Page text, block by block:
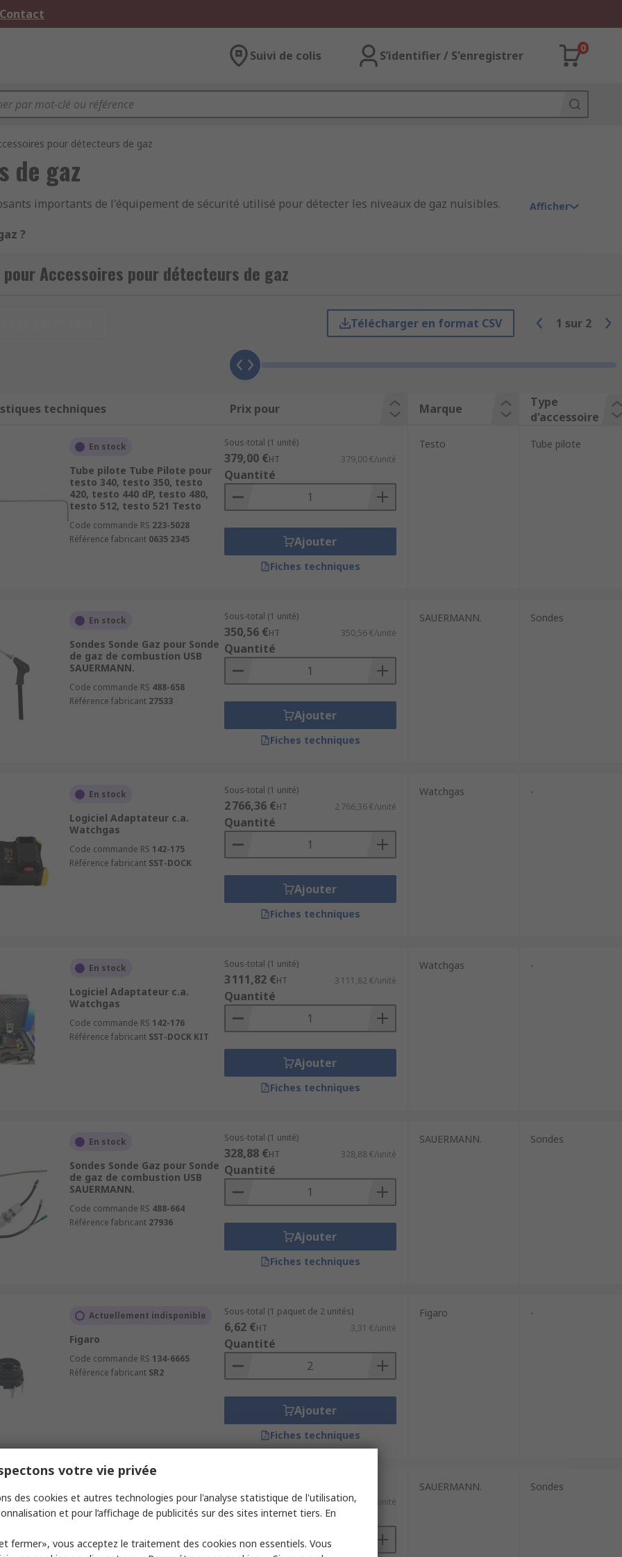
Suivi de colis S’identifier / S'enregistrer
0
pour détecteurs de gaz
de gaz
importants de l'équipement de sécurité utilisé pour détecter les niveaux de gaz nuisibles.
?
une grande variété de
détecteurs de gaz
. Les détecteurs de gaz sont essentiels dans les
ainsi que dans tout autre environnement dans lequel la production de dioxyde de carbone,
de ces dispositifs (par exemple, les sangles et les chargeurs).
de gaz sont fabriqués pour une grande variété de dispositifs de détection de gaz. Les
les boîtiers, les sangles, les modules de capteurs et les câbles USB. Les accessoires tels que
Lors du choix des accessoires pour détecteur de gaz, il faut s'assurer que le produit
Afficher
Accessoires pour détecteurs de gaz
Télécharger en format CSV 1 sur 2
techniques Prix pour Marque
Type
d'accessoire
En stock
Tube pilote Tube Pilote pour
testo 340, testo 350, testo
420, testo 440 dP, testo 480,
testo 512, testo 521 Testo
Code commande RS 223-5028
Référence fabricant 0635 2345
Sous-total (1 unité)
379,00 €HT 379,00 €/unité
Quantité
Ajouter
Fiches techniques
Testo Tube pilote
En stock
Sondes Sonde Gaz pour Sonde
de gaz de combustion USB
SAUERMANN.
Code commande RS 488-658
Référence fabricant 27533
Sous-total (1 unité)
350,56 €HT 350,56 €/unité
Quantité
Ajouter
Fiches techniques
SAUERMANN. Sondes
En stock
Logiciel Adaptateur c.a.
Watchgas
Code commande RS 142-175
Référence fabricant SST-DOCK
Sous-total (1 unité)
2 766,36 €HT 2 766,36 €/unité
Quantité
Ajouter
Fiches techniques
Watchgas -
En stock
Logiciel Adaptateur c.a.
Watchgas
Code commande RS 142-176
Référence fabricant SST-DOCK KIT
Sous-total (1 unité)
3 111,82 €HT 3 111,82 €/unité
Quantité
Ajouter
Fiches techniques
Watchgas -
En stock
Sondes Sonde Gaz pour Sonde
de gaz de combustion USB
SAUERMANN.
Code commande RS 488-664
Référence fabricant 27936
Sous-total (1 unité)
328,88 €HT 328,88 €/unité
Quantité
Ajouter
Fiches techniques
SAUERMANN. Sondes
Actuellement indisponible
Figaro
Code commande RS 134-6665
Référence fabricant SR2
Sous-total (1 paquet de 2 unités)
6,62 €HT 3,31 €/unité
Quantité
Ajouter
Fiches techniques
Figaro -
Sondes Sonde Gaz pour Sonde
SAUERMANN.
121,35 €HT 121,35 €/unité
Quantité
SAUERMANN. Sondes
votre vie privée
des cookies et autres technologies pour l'analyse statistique de l'utilisation,
et pour l’affichage de publicités sur des sites internet tiers. En
fermer», vous acceptez le traitement des cookies non essentiels. Vous